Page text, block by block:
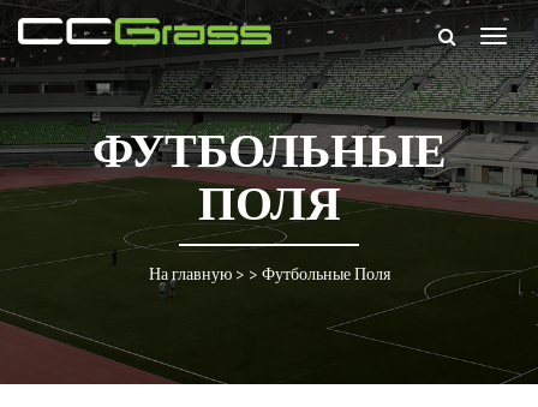
ФУТБОЛЬНЫЕ
ПОЛЯ
На главную> > Футбольные Поля